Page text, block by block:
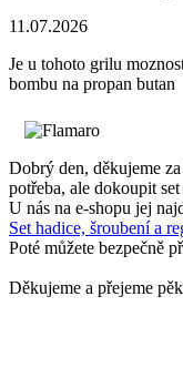
11.07.2026
Je u tohoto grilu
bombu na propan butan
Dobrý den, děkujeme
potřeba, ale dokoupit
U nás na e-shopu jej
Set hadice, šroubení a
Poté můžete bezpečně
Děkujeme a přejeme